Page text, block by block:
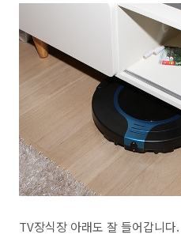
TV장식장 아래도 잘 들어갑니